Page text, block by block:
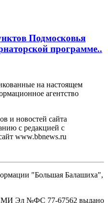
Подмосковья
программе..
на настоящем
агентство
и новостей сайта
с редакцией с
www.bbnews.ru
"Большая Балашиха",
СМИ Эл №ФС ‎77-67562 выдано